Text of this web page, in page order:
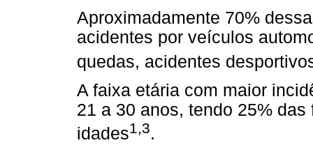
Aproximadamente 70%
acidentes por veículos
quedas, acidentes
A faixa etária com maior
21 a 30 anos, tendo 25%
idades1,3.